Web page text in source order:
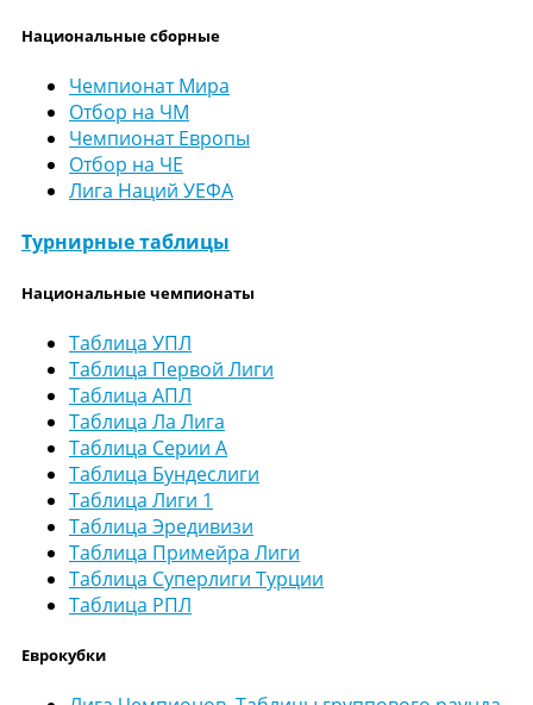
Национальные сборные
Чемпионат Мира
Отбор на ЧМ
Чемпионат Европы
Отбор на ЧЕ
Лига Наций УЕФА
Турнирные таблицы
Национальные чемпионаты
Таблица УПЛ
Таблица Первой Лиги
Таблица АПЛ
Таблица Ла Лига
Таблица Серии А
Таблица Бундеслиги
Таблица Лиги 1
Таблица Эредивизи
Таблица Примейра Лиги
Таблица Суперлиги Турции
Таблица РПЛ
Еврокубки